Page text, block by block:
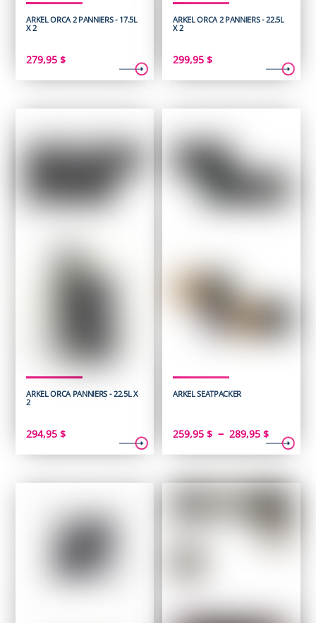
ARKEL ORCA 2 PANNIERS - 17.5L
X 2
279,95$
ARKEL ORCA 2 PANNIERS - 22.5L
X 2
299,95$
ARKEL ORCA PANNIERS - 22.5L X
2
294,95$
ARKEL SEATPACKER
259,95$ – 289,95$Plage
de
259,95 $